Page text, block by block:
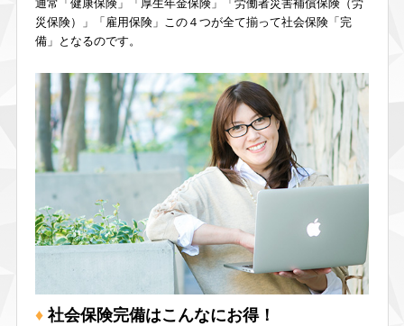
通常「健康保険」「厚生年金保険」「労働者災害補償保険（労
災保険）」「雇用保険」この４つが全て揃って社会保険「完
備」となるのです。
社会保険完備はこんなにお得！